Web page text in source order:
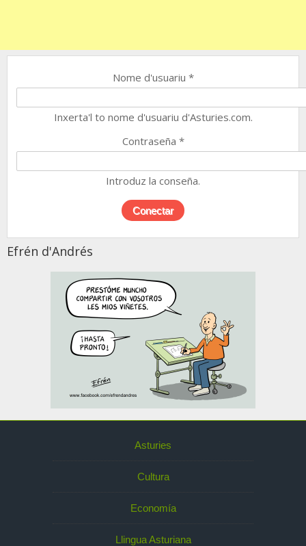
Nome d'usuariu *
Inxerta'l to nome d'usuariu d'Asturies.com.
Contraseña *
Introduz la conseña.
Efrén d'Andrés
Asturies
Cultura
Economía
Llingua Asturiana